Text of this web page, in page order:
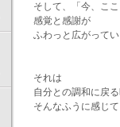
そして、「今、こ
感覚と感謝が
ふわっと広がって
それは
自分との調和に戻
そんなふうに感じ